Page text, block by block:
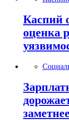
Каспий
оценка